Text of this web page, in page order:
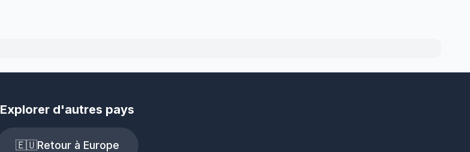
Explorer d'autres pays
🇪🇺Retour à Europe